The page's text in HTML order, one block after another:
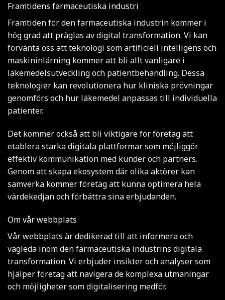
Framtidens farmaceutiska industri
Framtiden för den farmaceutiska industrin kommer i
hög grad att präglas av digital transformation. Vi kan
förvänta oss att teknologi som artificiell intelligens och
maskininlärning kommer att bli allt vanligare i
läkemedelsutveckling och patientbehandling. Dessa
teknologier kan revolutionera hur kliniska prövningar
genomförs och hur läkemedel anpassas till individuella
patienter.
Det kommer också att bli viktigare för företag att
etablera starka digitala plattformar som möjliggör
effektiv kommunikation med kunder och partners.
Genom att skapa ekosystem där olika aktörer kan
samverka kommer företag att kunna optimera hela
värdekedjan och förbättra sina erbjudanden.
Om vår webbplats
Vår webbplats är dedikerad till att informera och
vägleda inom den farmaceutiska industrins digitala
transformation. Vi erbjuder insikter och analyser som
hjälper företag att navigera de komplexa utmaningar
och möjligheter som digitalisering medför.